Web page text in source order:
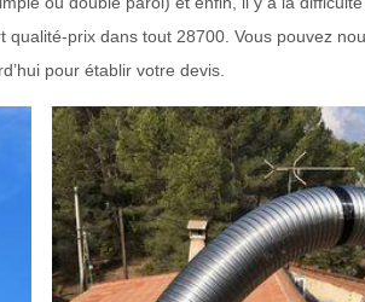
prix dans tout 28700. Vous pouvez
pour établir votre devis.